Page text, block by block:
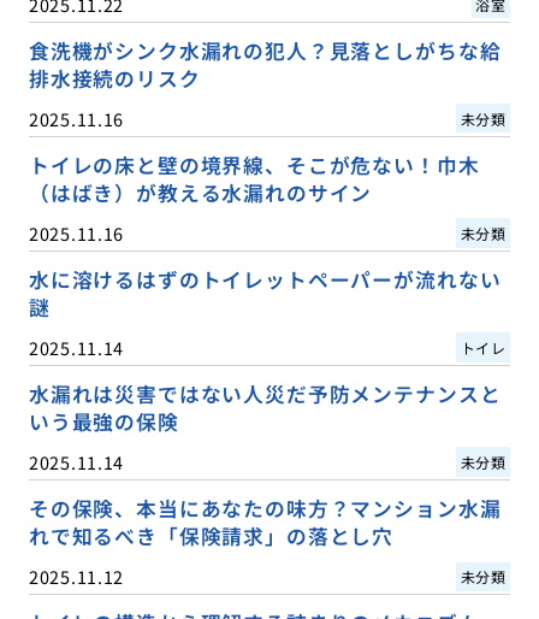
食洗機がシンク水漏れの犯人？見落としがちな給
排水接続のリスク
2025.11.16 未分類
トイレの床と壁の境界線、そこが危ない！巾木
（はばき）が教える水漏れのサイン
2025.11.16 未分類
水に溶けるはずのトイレットペーパーが流れない
謎
2025.11.14 トイレ
水漏れは災害ではない人災だ予防メンテナンスと
いう最強の保険
2025.11.14 未分類
その保険、本当にあなたの味方？マンション水漏
れで知るべき「保険請求」の落とし穴
2025.11.12 未分類